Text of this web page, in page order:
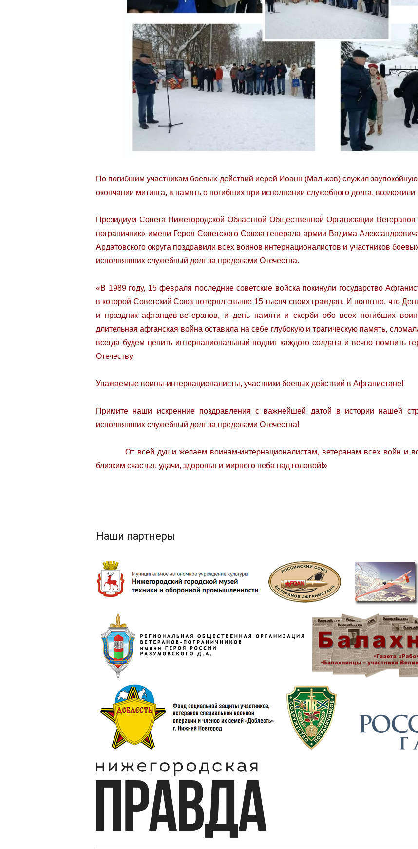
По погибшим участникам боевых действий иерей Иоанн (Мальков) служил
окончании митинга, в память о погибших при исполнении служебного долга,
Президиум Совета Нижегородской Областной Общественной Организации
пограничник» имени Героя Советского Союза генерала армии Вадима
Ардатовского округа поздравили всех воинов интернационалистов и участников
исполнявших служебный долг за пределами Отечества.
«В 1989 году, 15 февраля последние советские войска покинули государство
в которой Советский Союз потерял свыше 15 тысяч своих граждан. И понятно, что
и праздник афганцев-ветеранов, и день памяти и скорби обо всех погибших
длительная афганская война оставила на себе глубокую и трагическую память,
всегда будем ценить интернациональный подвиг каждого солдата и вечно помнить
Отечеству.
Уважаемые воины-интернационалисты, участники боевых действий в Афганистане!
Примите наши искренние поздравления с важнейшей датой в истории нашей
исполнявших служебный долг за пределами Отечества!
От всей души желаем воинам-интернационалистам, ветеранам всех войн и
близким счастья, удачи, здоровья и мирного неба над головой!»
Наши партнеры